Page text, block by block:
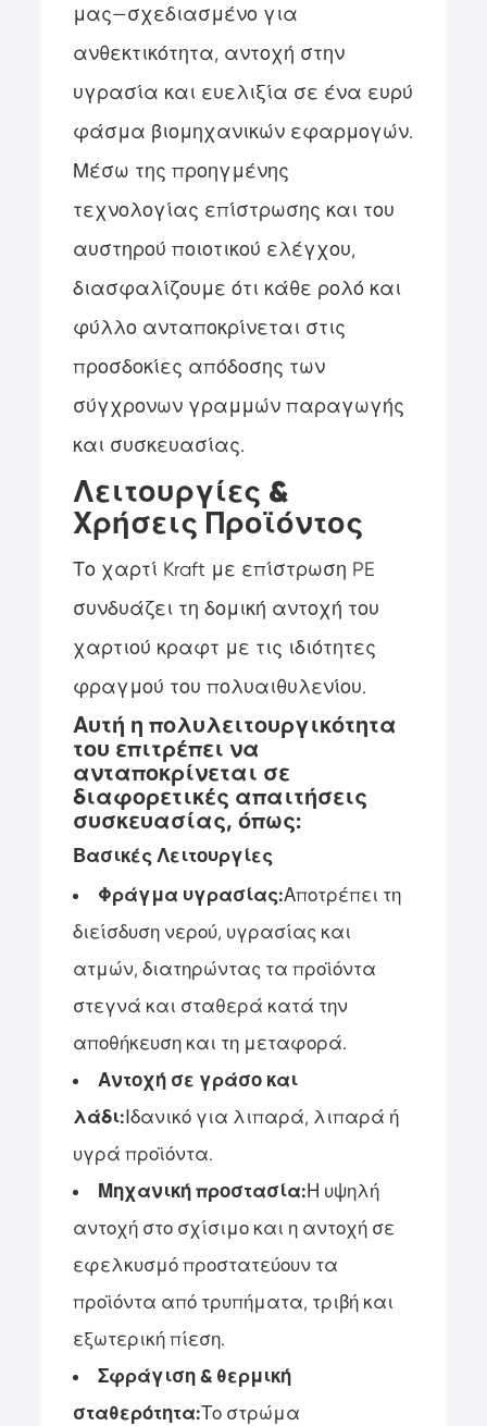
μας—σχεδιασμένο για
ανθεκτικότητα, αντοχή στην
υγρασία και ευελιξία σε ένα ευρύ
φάσμα βιομηχανικών εφαρμογών.
Μέσω της προηγμένης
τεχνολογίας επίστρωσης και του
αυστηρού ποιοτικού ελέγχου,
διασφαλίζουμε ότι κάθε ρολό και
φύλλο ανταποκρίνεται στις
προσδοκίες απόδοσης των
σύγχρονων γραμμών παραγωγής
και συσκευασίας.
Λειτουργίες &
Χρήσεις Προϊόντος
Το χαρτί Kraft με επίστρωση PE
συνδυάζει τη δομική αντοχή του
χαρτιού κραφτ με τις ιδιότητες
φραγμού του πολυαιθυλενίου.
Αυτή η πολυλειτουργικότητα
του επιτρέπει να
ανταποκρίνεται σε
διαφορετικές απαιτήσεις
συσκευασίας, όπως:
Βασικές Λειτουργίες
Φράγμα υγρασίας:Αποτρέπει τη
διείσδυση νερού, υγρασίας και
ατμών, διατηρώντας τα προϊόντα
στεγνά και σταθερά κατά την
αποθήκευση και τη μεταφορά.
Αντοχή σε γράσο και
λάδι:Ιδανικό για λιπαρά, λιπαρά ή
υγρά προϊόντα.
Μηχανική προστασία:Η υψηλή
αντοχή στο σχίσιμο και η αντοχή σε
εφελκυσμό προστατεύουν τα
προϊόντα από τρυπήματα, τριβή και
εξωτερική πίεση.
Σφράγιση & θερμική
σταθερότητα:Το στρώμα